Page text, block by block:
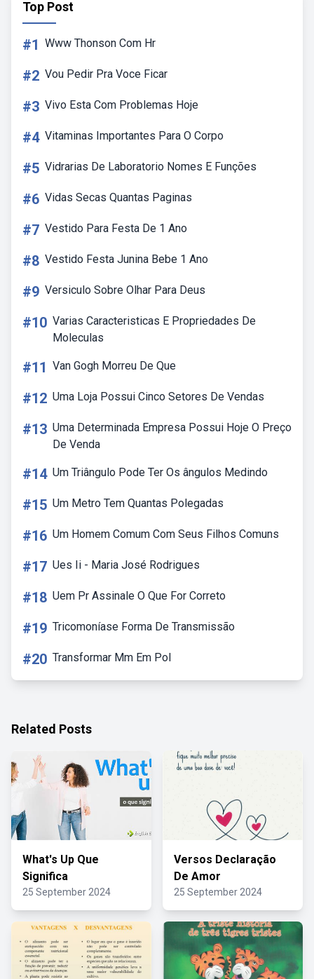
Top Post
#1 Www Thonson Com Hr
#2 Vou Pedir Pra Voce Ficar
#3 Vivo Esta Com Problemas Hoje
#4 Vitaminas Importantes Para O Corpo
#5 Vidrarias De Laboratorio Nomes E Funções
#6 Vidas Secas Quantas Paginas
#7 Vestido Para Festa De 1 Ano
#8 Vestido Festa Junina Bebe 1 Ano
#9 Versiculo Sobre Olhar Para Deus
#10 Varias Caracteristicas E Propriedades De
Moleculas
#11 Van Gogh Morreu De Que
#12 Uma Loja Possui Cinco Setores De Vendas
#13 Uma Determinada Empresa Possui Hoje O Preço
De Venda
#14 Um Triângulo Pode Ter Os ângulos Medindo
#15 Um Metro Tem Quantas Polegadas
#16 Um Homem Comum Com Seus Filhos Comuns
#17 Ues Ii - Maria José Rodrigues
#18 Uem Pr Assinale O Que For Correto
#19 Tricomoníase Forma De Transmissão
#20 Transformar Mm Em Pol
Related Posts
What's Up Que
Significa
25 September 2024
Versos Declaração
De Amor
25 September 2024